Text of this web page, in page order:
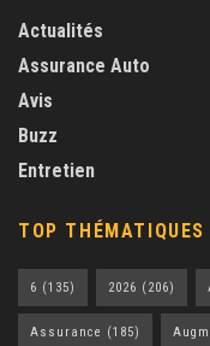
Actualités
Assurance Auto
Avis
Buzz
Entretien
TOP THÉMATIQUES
6 (135) 2026 (206)
Assurance (185)